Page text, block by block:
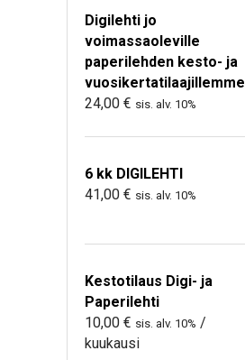
Digilehti jo
voimassaoleville
paperilehden kesto- ja
vuosikertatilaajillemme
24,00 € sis. alv. 10%
6 kk DIGILEHTI
41,00 € sis. alv. 10%
Kestotilaus Digi- ja
Paperilehti
10,00 € sis. alv. 10% /
kuukausi